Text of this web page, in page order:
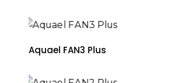
Aquael FAN3 Plus